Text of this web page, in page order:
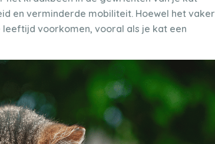
en verminderde mobiliteit. Hoewel het vaker
voorkomen, vooral als je kat een